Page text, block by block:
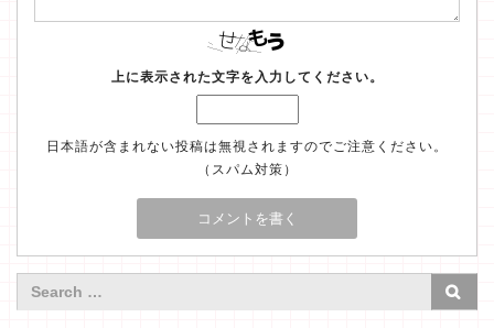
上に表示された文字を入力してください。
日本語が含まれない投稿は無視されますのでご注意ください。
（スパム対策）